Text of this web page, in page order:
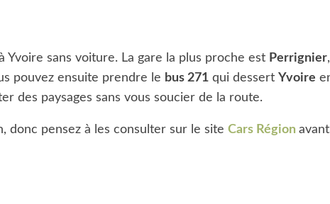
Yvoire sans voiture. La gare la plus proche est Perrignier
pouvez ensuite prendre le bus 271 qui dessert Yvoire
des paysages sans vous soucier de la route.
donc pensez à les consulter sur le site Cars Région